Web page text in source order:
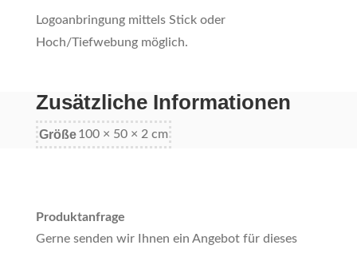
Logoanbringung mittels Stick oder
Hoch/Tiefwebung möglich.
Zusätzliche Informationen
Größe 100 × 50 × 2 cm
Produktanfrage
Gerne senden wir Ihnen ein Angebot für dieses